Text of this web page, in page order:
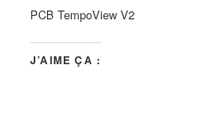
PCB TempoView V2
J’AIME ÇA :